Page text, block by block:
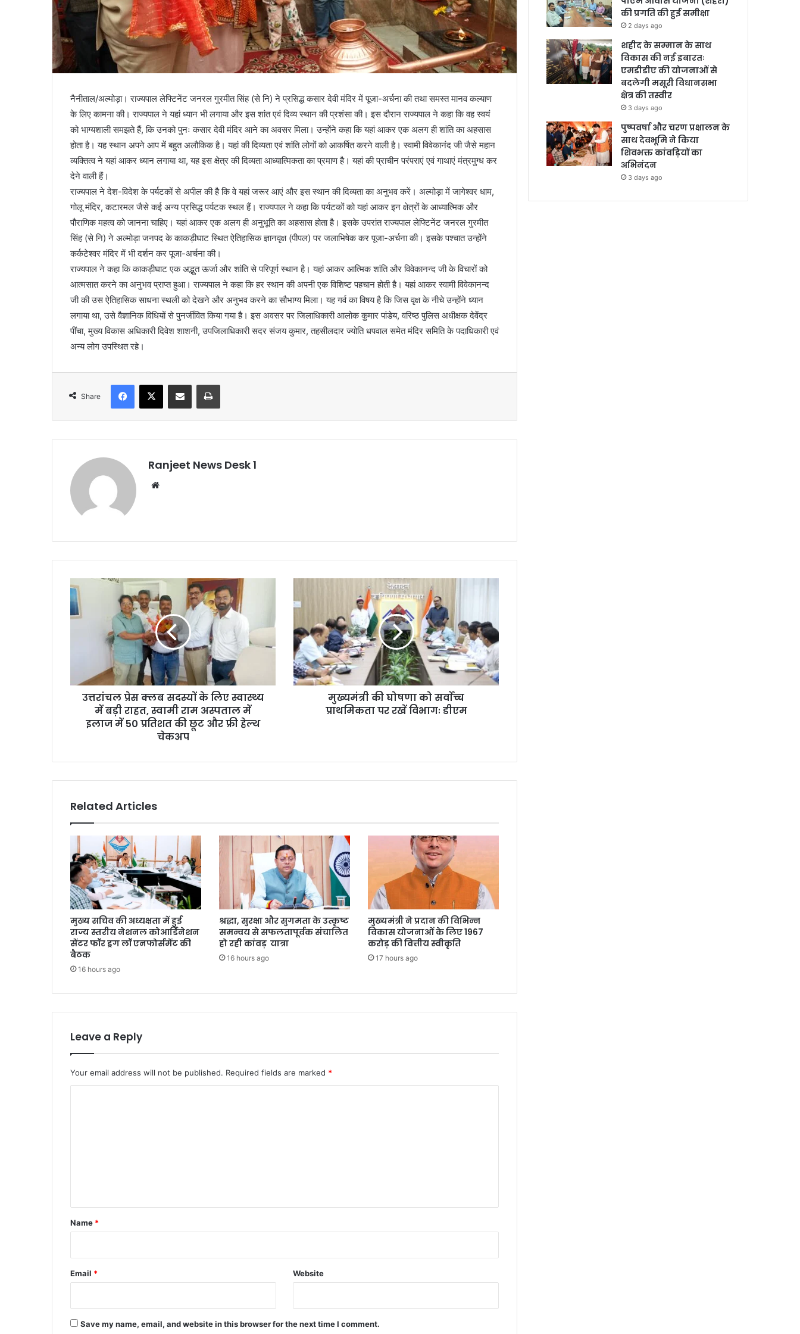
नैनीताल/अल्मोड़ा। राज्यपाल लेफ्टिनेंट जनरल गुरमीत सिंह (से नि) ने प्रसिद्ध कसार देवी मंदिर में पूजा-अर्चना की तथा समस्त मानव कल्याण
के लिए कामना की। राज्यपाल ने यहां ध्यान भी लगाया और इस शांत एवं दिव्य स्थान की प्रशंसा की। इस दौरान राज्यपाल ने कहा कि वह स्वयं
को भाग्यशाली समझते हैं, कि उनको पुनः कसार देवी मंदिर आने का अवसर मिला। उन्होंने कहा कि यहां आकर एक अलग ही शांति का अहसास
होता है। यह स्थान अपने आप में बहुत अलौकिक है। यहां की दिव्यता एवं शांति लोगों को आकर्षित करने वाली है। स्वामी विवेकानंद जी जैसे महान
व्यक्तित्व ने यहां आकर ध्यान लगाया था, यह इस क्षेत्र की दिव्यता आध्यात्मिकता का प्रमाण है। यहां की प्राचीन परंपराएं एवं गाथाएं मंत्रमुग्ध कर
देने वाली हैं।
राज्यपाल ने देश-विदेश के पर्यटकों से अपील की है कि वे यहां जरूर आएं और इस स्थान की दिव्यता का अनुभव करें। अल्मोड़ा में जागेश्वर धाम,
गोलू मंदिर, कटारमल जैसे कई अन्य प्रसिद्ध पर्यटक स्थल हैं। राज्यपाल ने कहा कि पर्यटकों को यहां आकर इन क्षेत्रों के आध्यात्मिक और
पौराणिक महत्व को जानना चाहिए। यहां आकर एक अलग ही अनुभूति का अहसास होता है। इसके उपरांत राज्यपाल लेफ्टिनेंट जनरल गुरमीत
सिंह (से नि) ने अल्मोड़ा जनपद के काकड़ीघाट स्थित ऐतिहासिक ज्ञानवृक्ष (पीपल) पर जलाभिषेक कर पूजा-अर्चना की। इसके पश्चात उन्होंने
कर्कटेश्वर मंदिर में भी दर्शन कर पूजा-अर्चना की।
राज्यपाल ने कहा कि काकड़ीघाट एक अद्भुत ऊर्जा और शांति से परिपूर्ण स्थान है। यहां आकर आत्मिक शांति और विवेकानन्द जी के विचारों को
आत्मसात करने का अनुभव प्राप्त हुआ। राज्यपाल ने कहा कि हर स्थान की अपनी एक विशिष्ट पहचान होती है। यहां आकर स्वामी विवेकानन्द
जी की उस ऐतिहासिक साधना स्थली को देखने और अनुभव करने का सौभाग्य मिला। यह गर्व का विषय है कि जिस वृक्ष के नीचे उन्होंने ध्यान
लगाया था, उसे वैज्ञानिक विधियों से पुनर्जीवित किया गया है। इस अवसर पर जिलाधिकारी आलोक कुमार पांडेय, वरिष्ठ पुलिस अधीक्षक देवेंद्र
पींचा, मुख्य विकास अधिकारी दिवेश शाशनी, उपजिलाधिकारी सदर संजय कुमार, तहसीलदार ज्योति धपवाल समेत मंदिर समिति के पदाधिकारी एवं
अन्य लोग उपस्थित रहे।
Share
Ranjeet News Desk 1
उत्तरांचल प्रेस क्लब सदस्यों के लिए स्वास्थ्य
में बड़ी राहत, स्वामी राम अस्पताल में
इलाज में 50 प्रतिशत की छूट और फ्री हेल्थ
चेकअप
मुख्यमंत्री की घोषणा को सर्वाेच्च
प्राथमिकता पर रखें विभागः डीएम
Related Articles
मुख्य सचिव की अध्यक्षता में हुई
राज्य स्तरीय नेशनल कोआर्डिनेशन
सेंटर फॉर ड्रग लॉ एनफोर्समेंट की
बैठक
16 hours ago
श्रद्धा, सुरक्षा और सुगमता के उत्कृष्ट
समन्वय से सफलतापूर्वक संचालित
हो रही कांवड़ यात्रा
16 hours ago
मुख्यमंत्री ने प्रदान की विभिन्न
विकास योजनाओं के लिए 1967
करोड़ की वित्तीय स्वीकृति
17 hours ago
Leave a Reply
Your email address will not be published. Required fields are marked *
*
Name *
Email * Website
Save my name, email, and website in this browser for the next time I comment.
की प्रगति की हुई समीक्षा
2 days ago
शहीद के सम्मान के साथ
विकास की नई इबारतः
एमडीडीए की योजनाओं से
बदलेगी मसूरी विधानसभा
क्षेत्र की तस्वीर
3 days ago
पुष्पवर्षा और चरण प्रक्षालन के
साथ देवभूमि ने किया
शिवभक्त कांवड़ियों का
अभिनंदन
3 days ago